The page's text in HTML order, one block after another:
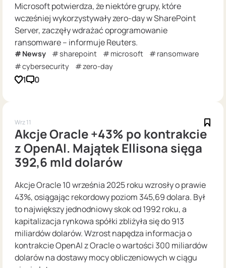
Microsoft potwierdza, że niektóre grupy, które
wcześniej wykorzystywały zero-day w SharePoint
Server, zaczęły wdrażać oprogramowanie
ransomware – informuje Reuters.
Newsy sharepoint microsoft
ransomware
cybersecurity
zero-day
1 0
Wrz 11
Akcje Oracle +43% po kontrakcie
z OpenAI. Majątek Ellisona sięga
392,6 mld dolarów
Akcje Oracle 10 września 2025 roku wzrosły o prawie
43%, osiągając rekordowy poziom 345,69 dolara. Był
to największy jednodniowy skok od 1992 roku, a
kapitalizacja rynkowa spółki zbliżyła się do 913
miliardów dolarów. Wzrost napędza informacja o
kontrakcie OpenAI z Oracle o wartości 300 miliardów
dolarów na dostawy mocy obliczeniowych w ciągu